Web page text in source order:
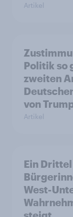
Artikel
Politik so
zweiten
von
Artikel
Ein
West-